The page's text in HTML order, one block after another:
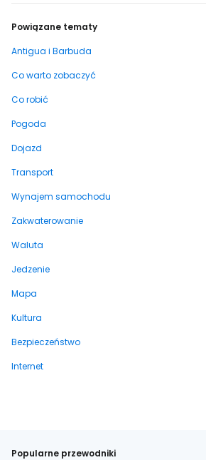
Powiązane tematy
Antigua i Barbuda
Co warto zobaczyć
Co robić
Pogoda
Dojazd
Transport
Wynajem samochodu
Zakwaterowanie
Waluta
Jedzenie
Mapa
Kultura
Bezpieczeństwo
Internet
Popularne przewodniki